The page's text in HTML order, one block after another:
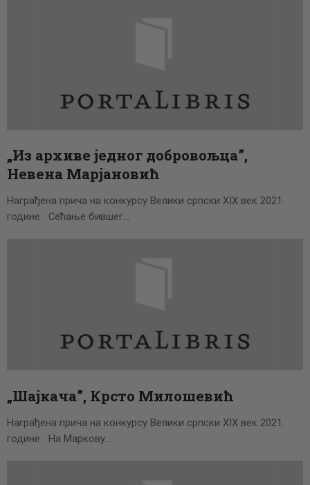
„Из архиве једног добровољца”,
Невена Марјановић
Награђена прича на конкурсу Велики српски XIX век 2021.
године Сећање бившег…
„Шајкача”, Крсто Милошевић
Награђена прича на конкурсу Велики српски XIX век 2021.
године На Маркову…